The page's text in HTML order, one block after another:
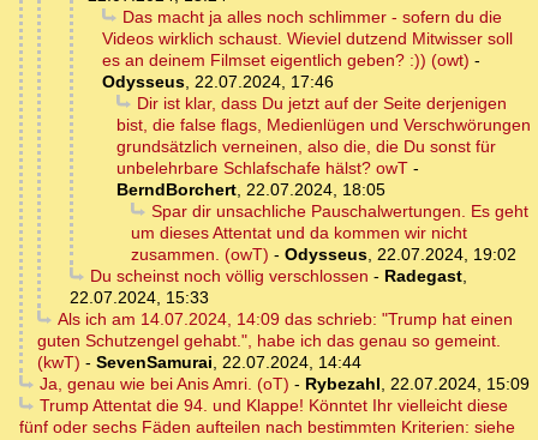
Das macht ja alles noch schlimmer - sofern du die
Videos wirklich schaust. Wieviel dutzend Mitwisser soll
es an deinem Filmset eigentlich geben? :)) (owt) -
Odysseus, 22.07.2024, 17:46
Dir ist klar, dass Du jetzt auf der Seite derjenigen
bist, die false flags, Medienlügen und Verschwörungen
grundsätzlich verneinen, also die, die Du sonst für
unbelehrbare Schlafschafe hälst? owT -
BerndBorchert, 22.07.2024, 18:05
Spar dir unsachliche Pauschalwertungen. Es geht
um dieses Attentat und da kommen wir nicht
zusammen. (owT) - Odysseus, 22.07.2024, 19:02
Du scheinst noch völlig verschlossen - Radegast,
22.07.2024, 15:33
Als ich am 14.07.2024, 14:09 das schrieb: "Trump hat einen
guten Schutzengel gehabt.", habe ich das genau so gemeint.
(kwT) - SevenSamurai, 22.07.2024, 14:44
Ja, genau wie bei Anis Amri. (oT) - Rybezahl, 22.07.2024, 15:09
Trump Attentat die 94. und Klappe! Könntet Ihr vielleicht diese
fünf oder sechs Fäden aufteilen nach bestimmten Kriterien: siehe